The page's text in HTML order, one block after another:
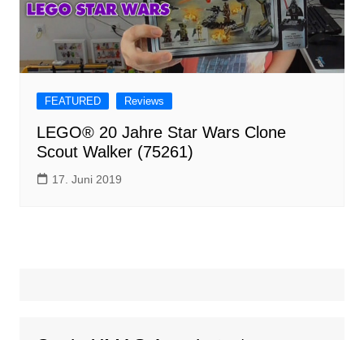
FEATURED Reviews
LEGO® 20 Jahre Star Wars Clone
Scout Walker (75261)
17. Juni 2019